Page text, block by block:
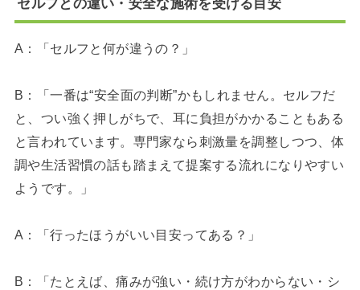
A：「セルフと何が違うの？」
B：「一番は“安全面の判断”かもしれません。セルフだ
と、つい強く押しがちで、耳に負担がかかることもある
と言われています。専門家なら刺激量を調整しつつ、体
調や生活習慣の話も踏まえて提案する流れになりやすい
ようです。」
A：「行ったほうがいい目安ってある？」
B：「たとえば、痛みが強い・続け方がわからない・シ